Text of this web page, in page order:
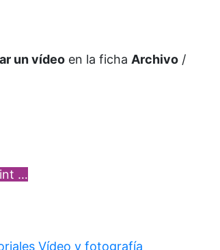
un vídeo en la ficha Archivo /
…
Vídeo y fotografía